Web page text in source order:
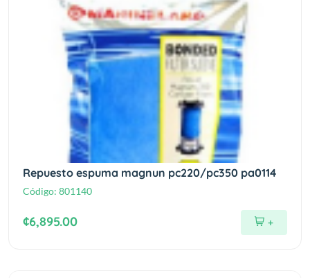
Repuesto espuma magnun pc220/pc350 pa0114
Código: 801140
¢6,895.00 +